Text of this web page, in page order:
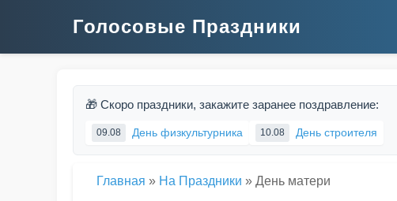
Голосовые Праздники
🎁 Скоро праздники, закажите заранее поздравление:
09.08 День физкультурника 10.08 День строителя
Главная » На Праздники » День матери